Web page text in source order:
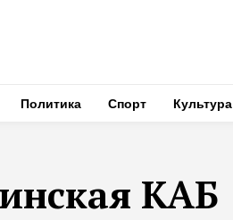
Политика Спорт Культура
КАБ